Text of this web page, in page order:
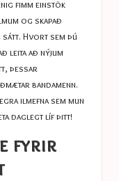
fimm einstök
og skapað
Hvort sem þú
leita að nýjum
þessar
bandamenn.
ilmefna sem mun
daglegt líf þitt!
fyrir